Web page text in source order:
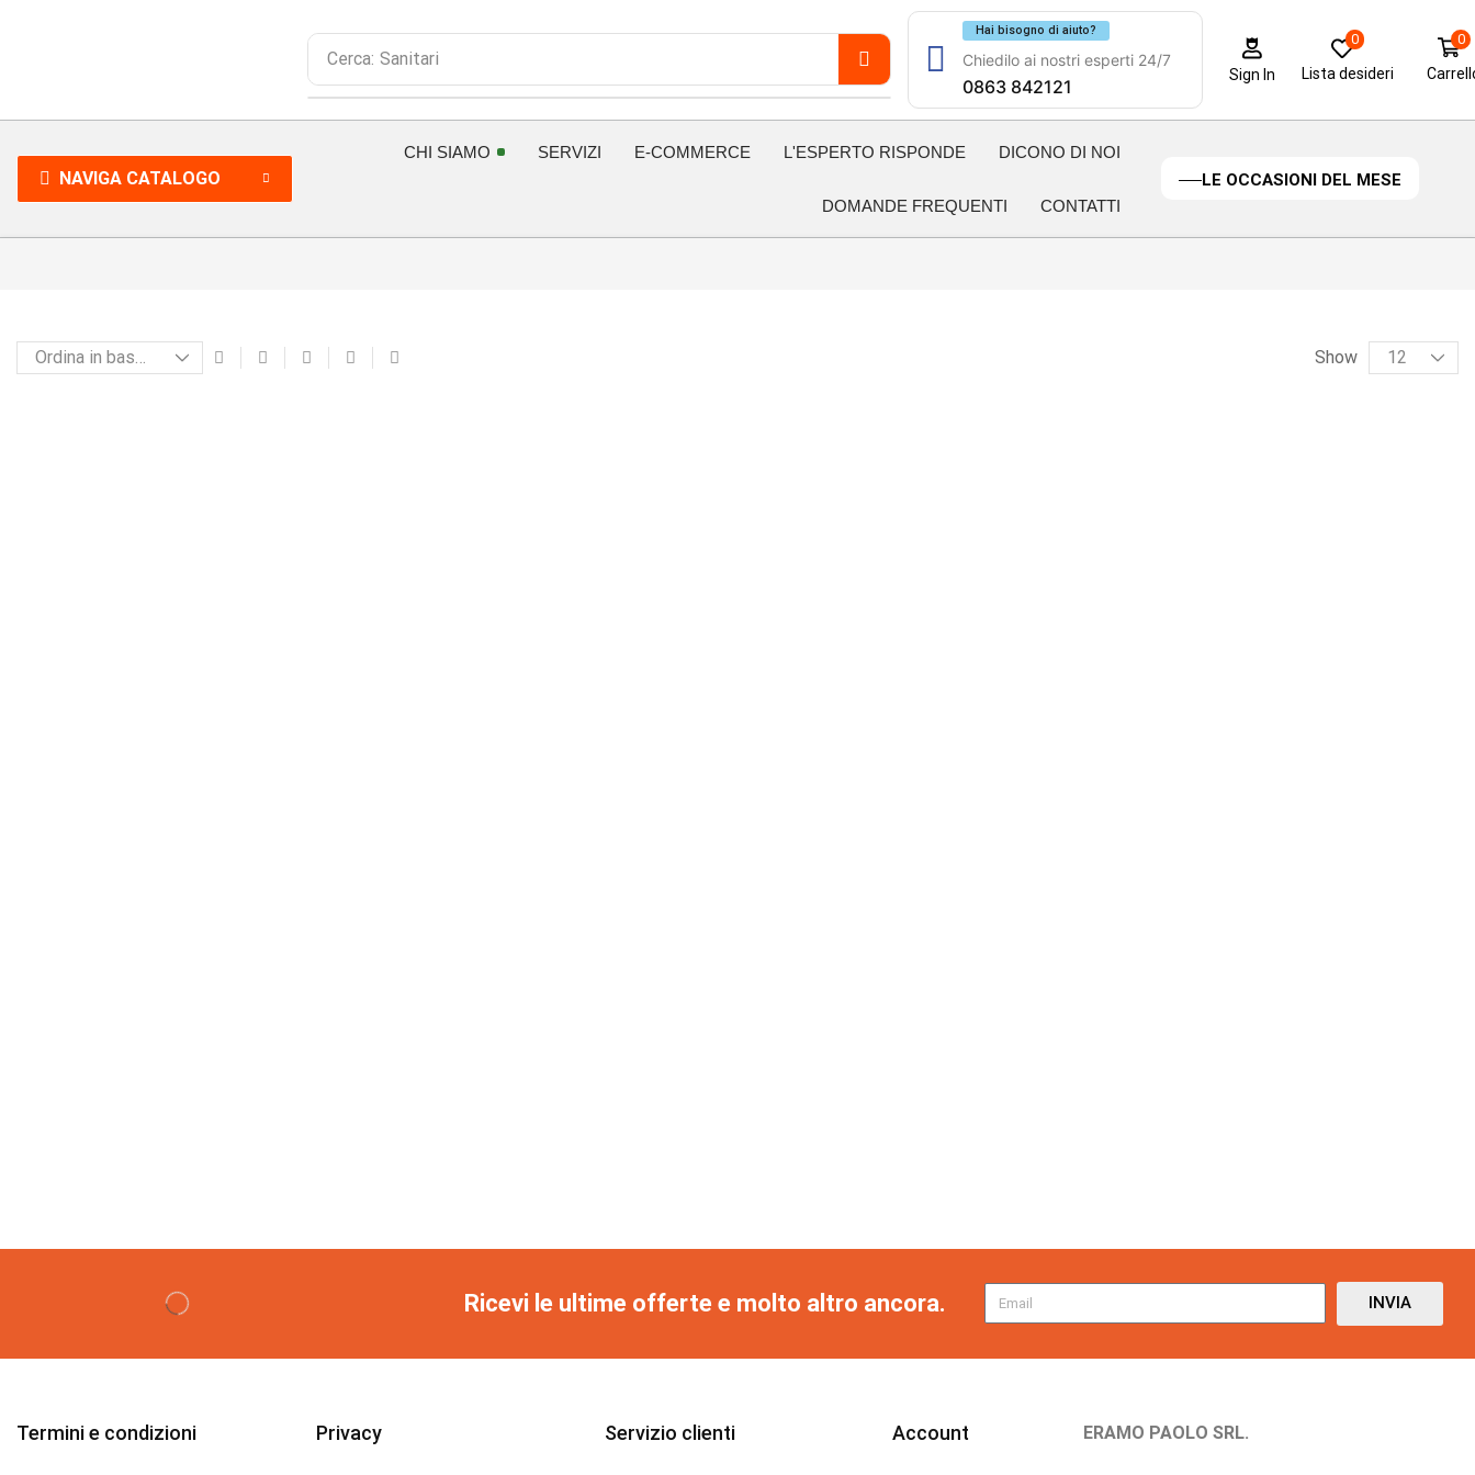
Cerca: Sanitari
Hai bisogno di aiuto?
Chiedilo ai nostri esperti 24/7
0863 842121
Sign In
0
Lista desideri
0
NAVIGA CATALOGO
CHI SIAMO SERVIZI E-COMMERCE L'ESPERTO RISPONDE DICONO DI NOI
DOMANDE FREQUENTI CONTATTI
LE OCCASIONI DEL MESE
Show
Ricevi le ultime offerte e molto altro ancora. INVIA
Termini e condizioni Privacy Servizio clienti Account ERAMO PAOLO SRL.